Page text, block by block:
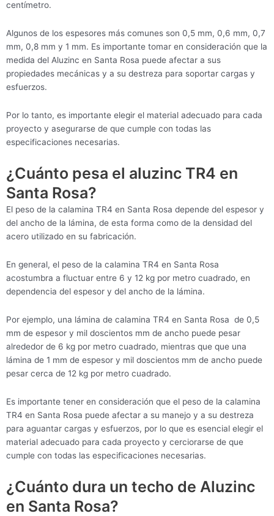
centímetro.
Algunos de los espesores más comunes son 0,5 mm, 0,6 mm, 0,7
mm, 0,8 mm y 1 mm. Es importante tomar en consideración que la
medida del Aluzinc en Santa Rosa puede afectar a sus
propiedades mecánicas y a su destreza para soportar cargas y
esfuerzos.
Por lo tanto, es importante elegir el material adecuado para cada
proyecto y asegurarse de que cumple con todas las
especificaciones necesarias.
¿Cuánto pesa el aluzinc TR4 en
Santa Rosa?
El peso de la calamina TR4 en Santa Rosa depende del espesor y
del ancho de la lámina, de esta forma como de la densidad del
acero utilizado en su fabricación.
En general, el peso de la calamina TR4 en Santa Rosa
acostumbra a fluctuar entre 6 y 12 kg por metro cuadrado, en
dependencia del espesor y del ancho de la lámina.
Por ejemplo, una lámina de calamina TR4 en Santa Rosa de 0,5
mm de espesor y mil doscientos mm de ancho puede pesar
alrededor de 6 kg por metro cuadrado, mientras que que una
lámina de 1 mm de espesor y mil doscientos mm de ancho puede
pesar cerca de 12 kg por metro cuadrado.
Es importante tener en consideración que el peso de la calamina
TR4 en Santa Rosa puede afectar a su manejo y a su destreza
para aguantar cargas y esfuerzos, por lo que es esencial elegir el
material adecuado para cada proyecto y cerciorarse de que
cumple con todas las especificaciones necesarias.
¿Cuánto dura un techo de Aluzinc
en Santa Rosa?